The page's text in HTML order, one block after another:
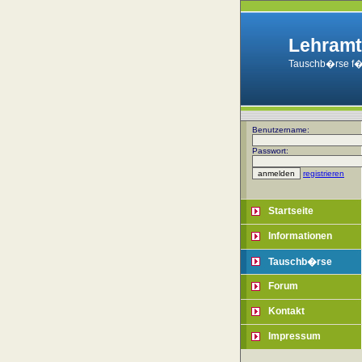
Tauschb�rse
Benutzername:
Passwort:
registrieren
Startseite
Informationen
Tauschb�rse
Forum
Kontakt
Impressum